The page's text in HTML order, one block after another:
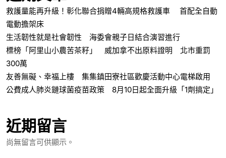
救護量能再升級！彰化聯合捐贈4輛高規格救護車 首配全自動
電動擔架床
生活韌性就是社會韌性 海委會親子日結合演習進行
標榜「阿里山小農苦茶籽」 威加拿不出原料證明 北市重罰
300萬
友善無礙、幸福上樓 集集鎮田寮社區歡慶活動中心電梯啟用
公費成人肺炎鏈球菌疫苗政策 8月10日起全面升級「1劑搞定」
近期留言
尚無留言可供顯示。